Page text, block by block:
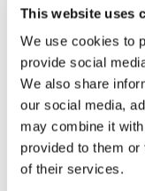
This website uses
We use cookies to
provide social
We also share
our social media,
may combine it
provided to them
of their services.
Meilleur temps de
16.01.19